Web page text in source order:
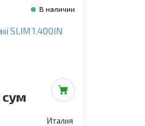
В наличии
SLIM 1.400IN
Италия